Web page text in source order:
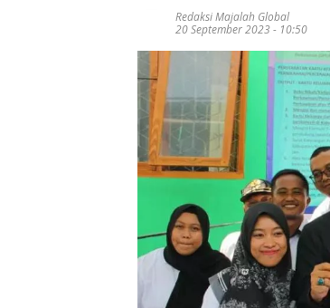
Redaksi Majalah Global
20 September 2023 - 10:50